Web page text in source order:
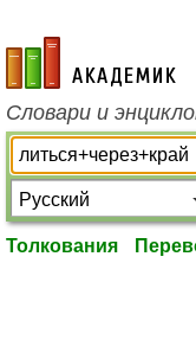
academic.ru
Словари и
Толкования